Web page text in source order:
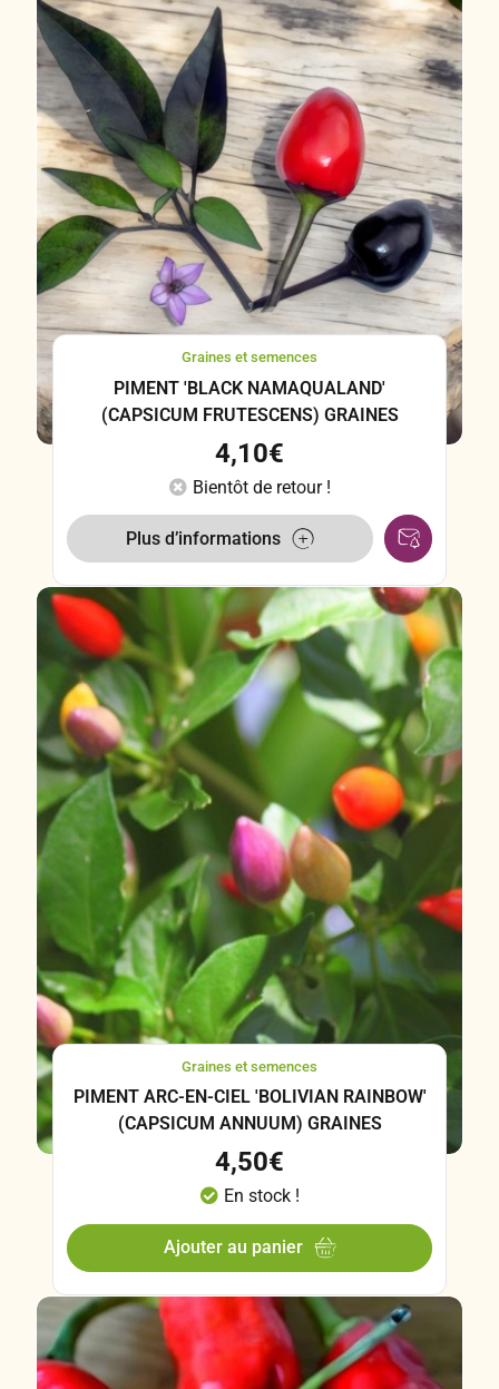
Graines et semences
PIMENT 'BLACK NAMAQUALAND'
(CAPSICUM FRUTESCENS) GRAINES
4,10€
Bientôt de retour !
Plus d’informations
Graines et semences
PIMENT ARC-EN-CIEL 'BOLIVIAN RAINBOW'
(CAPSICUM ANNUUM) GRAINES
4,50€
En stock !
Ajouter au panier